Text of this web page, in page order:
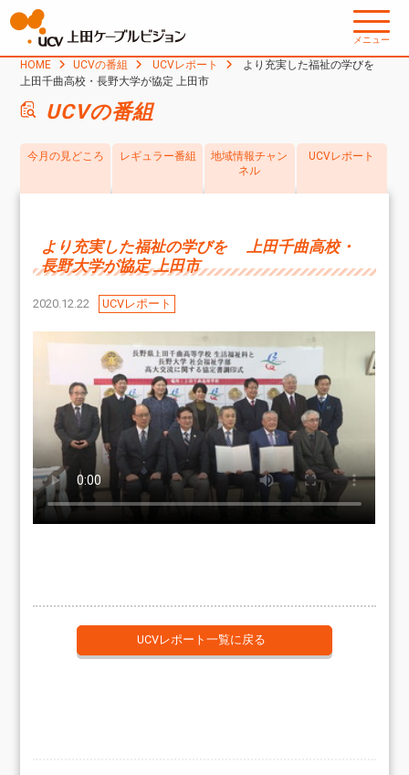
メニュー
HOME UCVの番組 UCVレポート
より充実した福祉の学びを
上田千曲高校・長野大学が協定 上田市
UCVの番組
今月の見どころ レギュラー番組
地域情報チャン
ネル
UCVレポート
より充実した福祉の学びを 上田千曲高校・
長野大学が協定 上田市
2020.12.22 UCVレポート
UCVレポート一覧に戻る